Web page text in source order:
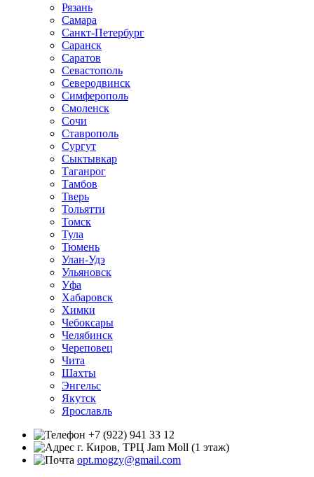
Рязань
Самара
Санкт-Петербург
Саранск
Саратов
Севастополь
Северодвинск
Симферополь
Смоленск
Сочи
Ставрополь
Сургут
Сыктывкар
Таганрог
Тамбов
Тверь
Тольятти
Томск
Тула
Тюмень
Улан-Удэ
Ульяновск
Уфа
Хабаровск
Химки
Чебоксары
Челябинск
Череповец
Чита
Шахты
Энгельс
Якутск
Ярославль
+7 (922) 941 33 12
г. Киров, ТРЦ Jam Moll (1 этаж)
opt.mogzy@gmail.com